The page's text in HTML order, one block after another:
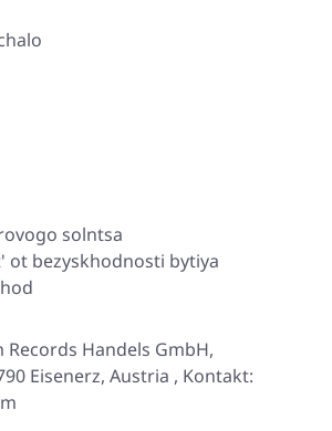
solntsa
ot bezyskhodnosti bytiya
Handels GmbH,
Eisenerz, Austria , Kontakt: